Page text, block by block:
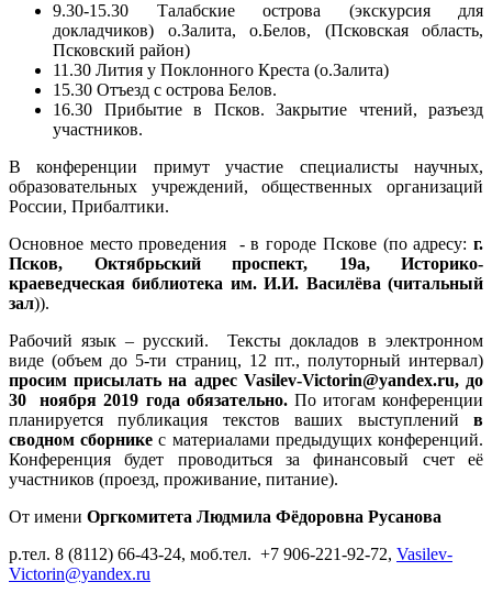
9.30-15.30 Талабские острова (экскурсия для
докладчиков) о.Залита, о.Белов, (Псковская область,
Псковский район)
11.30 Лития у Поклонного Креста (о.Залита)
15.30 Отъезд с острова Белов.
16.30 Прибытие в Псков. Закрытие чтений, разъезд
участников.
В конференции примут участие специалисты научных,
образовательных учреждений, общественных организаций
России, Прибалтики.
Основное место проведения - в городе Пскове (по адресу: г.
Псков, Октябрьский проспект, 19а, Историко-
краеведческая библиотека им. И.И. Василёва (читальный
зал)).
Рабочий язык – русский. Тексты докладов в электронном
виде (объем до 5-ти страниц, 12 пт., полуторный интервал)
просим присылать на адрес Vasilev-Victorin@yandex.ru, до
30 ноября 2019 года обязательно.По итогам конференции
планируется публикация текстов ваших выступлений в
сводном сборнике с материалами предыдущих конференций.
Конференция будет проводиться за финансовый счет её
участников (проезд, проживание, питание).
От имени Оргкомитета Людмила Фёдоровна Русанова
р.тел. 8 (8112) 66-43-24, моб.тел. +7 906-221-92-72, Vasilev-
Victorin@yandex.ru